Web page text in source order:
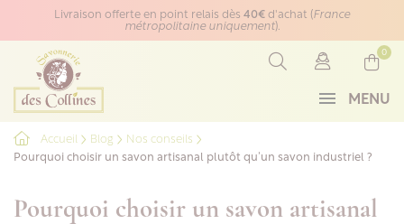
Panneau de gestion des cookies
Livraison offerte en point relais dès 40€ d'achat (France
métropolitaine uniquement).
MENU
0
Accueil Blog
Nos conseils
Pourquoi choisir un savon artisanal plutôt qu’un savon industriel ?
Pourquoi choisir un savon artisanal